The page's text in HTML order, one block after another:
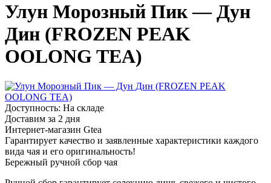
Улун Морозный Пик — Дун
Дин (FROZEN PEAK
OOLONG TEA)
Доступность: На складе
Доставим за 2 дня
Интернет-магазин Gtea
Гарантирует качество и заявленные характеристики каждого
вида чая и его оригинальность!
Бережный ручной сбор чая